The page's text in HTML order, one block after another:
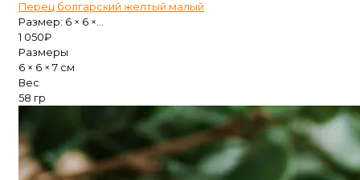
Перец болгарский желтый малый
Размер: 6 × 6 ×...
1 050₽
Размеры
6 × 6 × 7 см
Вес
58 гр